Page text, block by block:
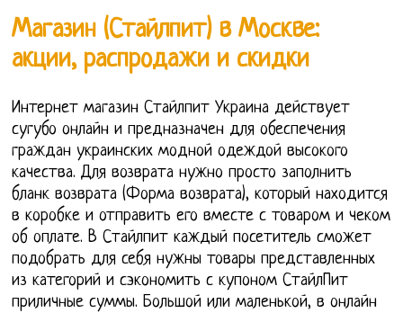
Магазин (Стайлпит) в Москве:
акции, распродажи и скидки
Интернет магазин Стайлпит Украина действует
сугубо онлайн и предназначен для обеспечения
граждан украинских модной одеждой высокого
качества. Для возврата нужно просто заполнить
бланк возврата (Форма возврата), который находится
в коробке и отправить его вместе с товаром и чеком
об оплате. В Стайлпит каждый посетитель сможет
подобрать для себя нужны товары представленных
из категорий и сэкономить с купоном СтайлПит
приличные суммы. Большой или маленькой, в онлайн